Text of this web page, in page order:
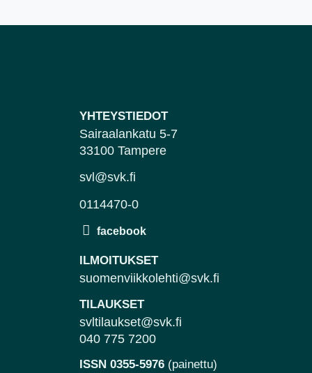
YHTEYSTIEDOT
Sairaalankatu 5-7
33100 Tampere
svl@svk.fi
0114470-0
ILMOITUKSET
suomenviikkolehti@svk.fi
TILAUKSET
svltilaukset@svk.fi
040 775 7200
ISSN 0355-5976 (painettu)